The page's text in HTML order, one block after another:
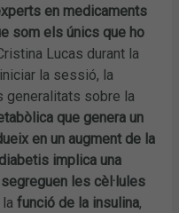
en medicaments
som els únics que ho
Lucas durant la
la sessió, la
generalitats sobre la
que genera un
en un augment de la
implica una
les cèl·lules
lafunció de la insulina,